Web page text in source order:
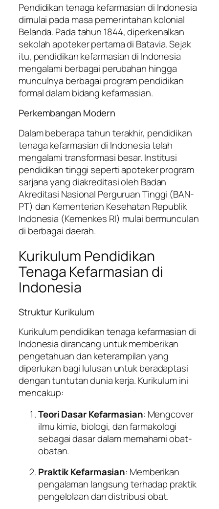
Pendidikan tenaga kefarmasian di Indonesia
dimulai pada masa pemerintahan kolonial
Belanda. Pada tahun 1844, diperkenalkan
sekolah apoteker pertama di Batavia. Sejak
itu, pendidikan kefarmasian di Indonesia
mengalami berbagai perubahan hingga
munculnya berbagai program pendidikan
formal dalam bidang kefarmasian.
Perkembangan Modern
Dalam beberapa tahun terakhir, pendidikan
tenaga kefarmasian di Indonesia telah
mengalami transformasi besar. Institusi
pendidikan tinggi seperti apoteker program
sarjana yang diakreditasi oleh Badan
Akreditasi Nasional Perguruan Tinggi (BAN-
PT) dan Kementerian Kesehatan Republik
Indonesia (Kemenkes RI) mulai bermunculan
di berbagai daerah.
Kurikulum Pendidikan
Tenaga Kefarmasian di
Indonesia
Struktur Kurikulum
Kurikulum pendidikan tenaga kefarmasian di
Indonesia dirancang untuk memberikan
pengetahuan dan keterampilan yang
diperlukan bagi lulusan untuk beradaptasi
dengan tuntutan dunia kerja. Kurikulum ini
mencakup:
Teori Dasar Kefarmasian: Mengcover
ilmu kimia, biologi, dan farmakologi
sebagai dasar dalam memahami obat-
obatan.
Praktik Kefarmasian: Memberikan
pengalaman langsung terhadap praktik
pengelolaan dan distribusi obat.